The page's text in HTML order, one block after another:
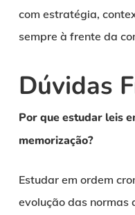
com estratégia,
sempre à frente da
Dúvidas
Por que estudar leis
memorização?
Estudar em ordem
evolução das normas